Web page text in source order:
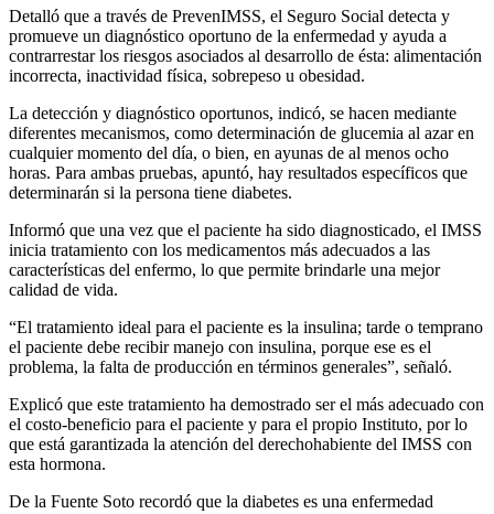
Detalló que a través de PrevenIMSS, el Seguro Social detecta y
promueve un diagnóstico oportuno de la enfermedad y ayuda a
contrarrestar los riesgos asociados al desarrollo de ésta: alimentación
incorrecta, inactividad física, sobrepeso u obesidad.
La detección y diagnóstico oportunos, indicó, se hacen mediante
diferentes mecanismos, como determinación de glucemia al azar en
cualquier momento del día, o bien, en ayunas de al menos ocho
horas. Para ambas pruebas, apuntó, hay resultados específicos que
determinarán si la persona tiene diabetes.
Informó que una vez que el paciente ha sido diagnosticado, el IMSS
inicia tratamiento con los medicamentos más adecuados a las
características del enfermo, lo que permite brindarle una mejor
calidad de vida.
“El tratamiento ideal para el paciente es la insulina; tarde o temprano
el paciente debe recibir manejo con insulina, porque ese es el
problema, la falta de producción en términos generales”, señaló.
Explicó que este tratamiento ha demostrado ser el más adecuado con
el costo-beneficio para el paciente y para el propio Instituto, por lo
que está garantizada la atención del derechohabiente del IMSS con
esta hormona.
De la Fuente Soto recordó que la diabetes es una enfermedad